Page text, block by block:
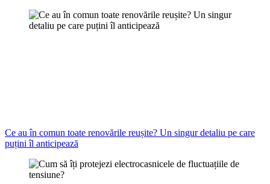
Ce au în comun toate renovările reușite? Un singur detaliu pe care
puțini îl anticipează